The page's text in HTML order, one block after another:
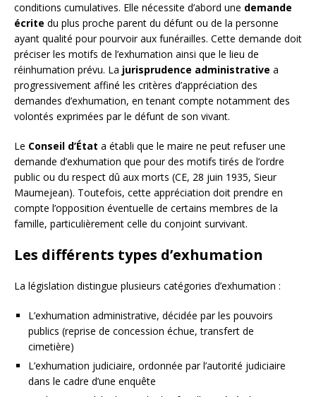
conditions cumulatives. Elle nécessite d’abord une demande
écrite du plus proche parent du défunt ou de la personne
ayant qualité pour pourvoir aux funérailles. Cette demande doit
préciser les motifs de l’exhumation ainsi que le lieu de
réinhumation prévu. La jurisprudence administrative a
progressivement affiné les critères d’appréciation des
demandes d’exhumation, en tenant compte notamment des
volontés exprimées par le défunt de son vivant.
Le Conseil d’État a établi que le maire ne peut refuser une
demande d’exhumation que pour des motifs tirés de l’ordre
public ou du respect dû aux morts (CE, 28 juin 1935, Sieur
Maumejean). Toutefois, cette appréciation doit prendre en
compte l’opposition éventuelle de certains membres de la
famille, particulièrement celle du conjoint survivant.
Les différents types d’exhumation
La législation distingue plusieurs catégories d’exhumation :
L’exhumation administrative, décidée par les pouvoirs
publics (reprise de concession échue, transfert de
cimetière)
L’exhumation judiciaire, ordonnée par l’autorité judiciaire
dans le cadre d’une enquête